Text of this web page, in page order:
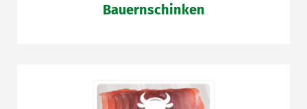
Bauernschinken